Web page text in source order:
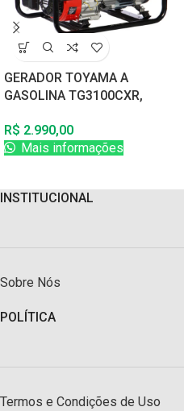
GERADOR TOYAMA A
GASOLINA TG3100CXR,
60HZ, 3,1KW, PARTIDA
MANUAL
R$ 2.990,00
Mais informações
INSTITUCIONAL
Sobre Nós
POLÍTICA
Termos e Condições de Uso